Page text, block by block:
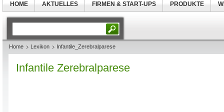
Home Lexikon Infantile_Zerebralparese
Infantile Zerebralparese
HOME AKTUELLES FIRMEN & START-UPS PRODUKTE